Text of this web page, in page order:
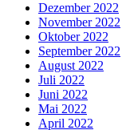
Dezember 2022
November 2022
Oktober 2022
September 2022
August 2022
Juli 2022
Juni 2022
Mai 2022
April 2022